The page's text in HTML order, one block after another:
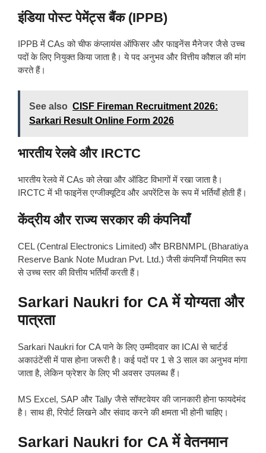
इंडिया पोस्ट पेमेंट्स बैंक (IPPB)
IPPB में CAs को चीफ कंप्लायंस ऑफिसर और फाइनेंस मैनेजर जैसे उच्च
पदों के लिए नियुक्त किया जाता है। ये पद अनुभव और वित्तीय कौशल की मांग
करते हैं।
See also CISF Fireman Recruitment 2026:
Sarkari Result Online Form 2026
भारतीय रेलवे और IRCTC
भारतीय रेलवे में CAs को लेखा और ऑडिट विभागों में रखा जाता है।
IRCTC में भी फाइनेंस एग्जीक्यूटिव और अपरेंटिस के रूप में भर्तियाँ होती हैं।
केंद्रीय और राज्य सरकार की कंपनियाँ
CEL (Central Electronics Limited) और BRBNMPL (Bharatiya
Reserve Bank Note Mudran Pvt. Ltd.) जैसी कंपनियाँ नियमित रूप
से उच्च स्तर की वित्तीय भर्तियाँ करती हैं।
Sarkari Naukri for CA में योग्यता और
पात्रता
Sarkari Naukri for CA पाने के लिए उम्मीदवार का ICAI से चार्टर्ड
अकाउंटेंसी में पास होना जरूरी है। कई पदों पर 1 से 3 साल का अनुभव मांगा
जाता है, लेकिन फ्रेशर के लिए भी अवसर उपलब्ध हैं।
MS Excel, SAP और Tally जैसे सॉफ्टवेयर की जानकारी होना फायदेमंद
है। साथ ही, रिपोर्ट लिखने और संवाद करने की क्षमता भी होनी चाहिए।
Sarkari Naukri for CA में वेतनमान